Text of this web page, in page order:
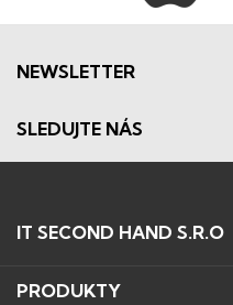
NEWSLETTER
SLEDUJTE NÁS
IT SECOND HAND S.R.O
PRODUKTY